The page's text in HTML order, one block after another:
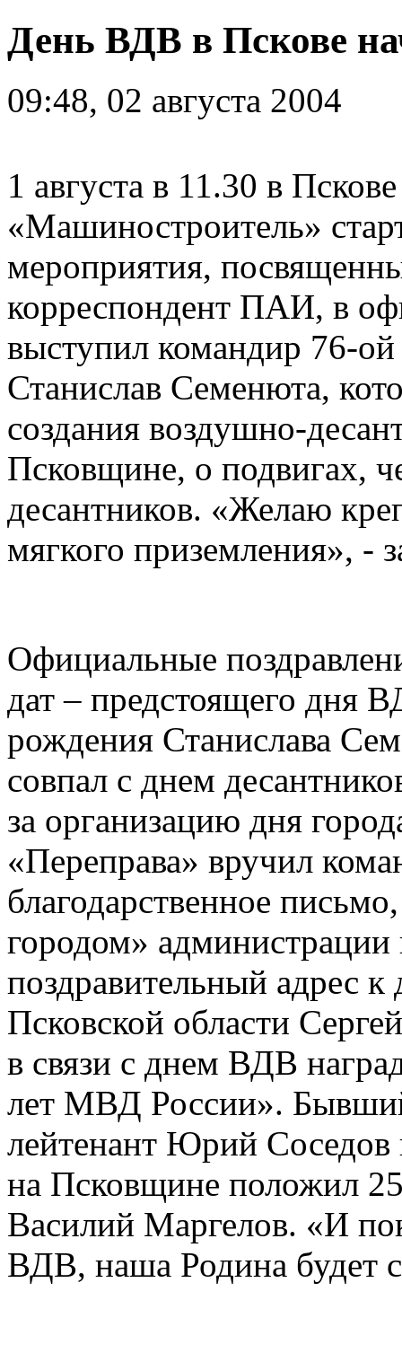
День ВДВ в Пскове
09:48, 02 августа 2004
1 августа в 11.30 в
«Машиностроитель»
мероприятия,
корреспондент ПАИ, в
выступил командир 76-
Станислав Семенюта,
создания воздушно-
Псковщине, о подвигах,
десантников. «Желаю
мягкого приземления», -
Официальные
дат – предстоящего дня
рождения Станислава
совпал с днем
за организацию дня
«Переправа» вручил
благодарственное
городом» администрации
поздравительный адрес
Псковской области
в связи с днем ВДВ
лет МВД России».
лейтенант Юрий Соседов
на Псковщине положил
Василий Маргелов. «И
ВДВ, наша Родина будет